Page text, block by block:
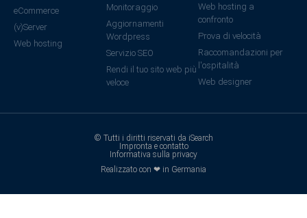
eCommerce
(v)Server
Web hosting
Monitoraggio
Aggiornamenti
Wordpress
Servizio SEO
Rendi il tuo sito web più
veloce
Web hosting a
confronto
Prova di velocità
Raccomandazioni per
l'ospitalità
Web designer
© Tutti i diritti riservati da iSearch
Impronta e contatto
Informativa sulla privacy
Realizzato con ❤ in Germania